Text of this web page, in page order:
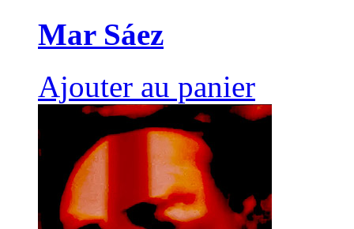
Mar Sáez
Ajouter au panier